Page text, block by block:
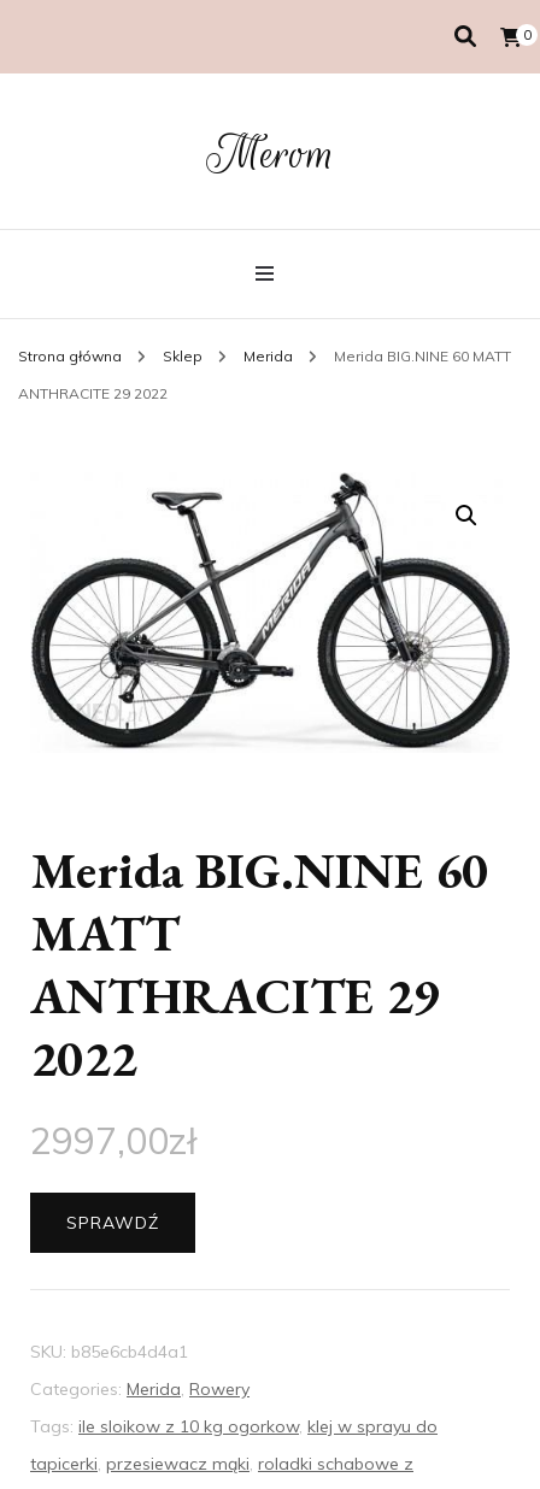
0
Merom
Strona główna Sklep Merida Merida BIG.NINE 60 MATT
ANTHRACITE 29 2022
Merida BIG.NINE 60
MATT
ANTHRACITE 29
2022
2997,00zł
SPRAWDŹ
SKU: b85e6cb4d4a1
Categories: Merida, Rowery
Tags: ile sloikow z 10 kg ogorkow, klej w sprayu do
tapicerki, przesiewacz mąki, roladki schabowe z